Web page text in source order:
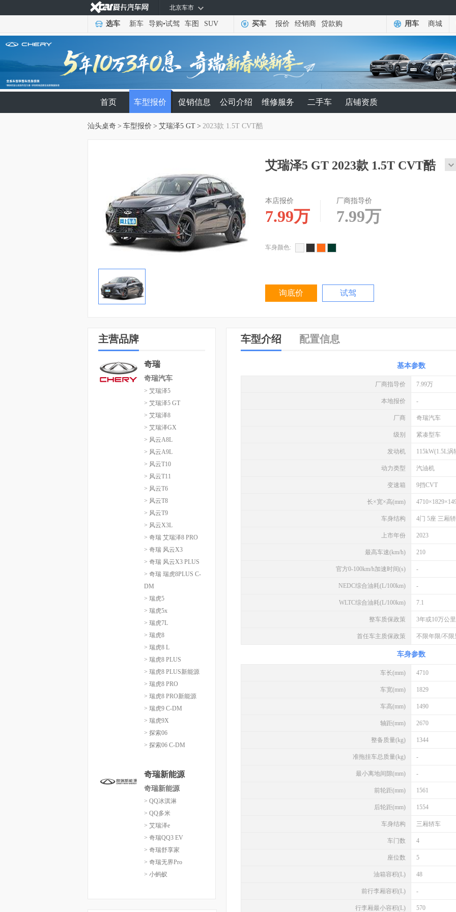
北京车市
选车 新车 导购•试驾 车图 SUV 买车 报价 经销商 贷款购 用车 商城
首页 车型报价 促销信息 公司介绍 维修服务 二手车 店铺资质
汕头桌奇 > 车型报价 > 艾瑞泽5 GT > 2023款 1.5T CVT酷
艾瑞泽5 GT 2023款 1.5T CVT酷
本店报价
7.99万
厂商指导价
7.99万
车身颜色:
询底价 试驾
主营品牌
奇瑞
奇瑞汽车
> 艾瑞泽5
> 艾瑞泽5 GT
> 艾瑞泽8
> 艾瑞泽GX
> 风云A8L
> 风云A9L
> 风云T10
> 风云T11
> 风云T6
> 风云T8
> 风云T9
> 风云X3L
> 奇瑞 艾瑞泽8 PRO
> 奇瑞 风云X3
> 奇瑞 风云X3 PLUS
> 奇瑞 瑞虎8PLUS C-
DM
> 瑞虎5
> 瑞虎5x
> 瑞虎7L
> 瑞虎8
> 瑞虎8 L
> 瑞虎8 PLUS
> 瑞虎8 PLUS新能源
> 瑞虎8 PRO
> 瑞虎8 PRO新能源
> 瑞虎9 C-DM
> 瑞虎9X
> 探索06
> 探索06 C-DM
奇瑞新能源
奇瑞新能源
> QQ冰淇淋
> QQ多米
> 艾瑞泽e
> 奇瑞QQ3 EV
> 奇瑞舒享家
> 奇瑞无界Pro
> 小蚂蚁
车型介绍 配置信息
基本参数
厂商指导价 7.99万
本地报价 -
厂商 奇瑞汽车
级别 紧凑型车
发动机 115kW(1.5L涡
动力类型 汽油机
变速箱 9挡CVT
长×宽×高(mm)
车身结构 4门 5座 三厢
上市年份 2023
最高车速(km/h) 210
官方0-100km/h加速时间(s) -
NEDC综合油耗(L/100km) -
WLTC综合油耗(L/100km) 7.1
整车质保政策 3年或10万公里
首任车主质保政策 不限年限/不
车身参数
车长(mm) 4710
车宽(mm) 1829
车高(mm) 1490
轴距(mm) 2670
整备质量(kg) 1344
准拖挂车总质量(kg) -
最小离地间隙(mm) -
前轮距(mm) 1561
后轮距(mm) 1554
车身结构 三厢轿车
车门数 4
座位数 5
油箱容积(L) 48
前行李厢容积(L) -
行李厢最小容积(L) 570